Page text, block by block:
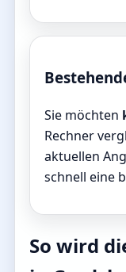
Sie möchten
Rechner
aktuellen
schnell eine
So wird